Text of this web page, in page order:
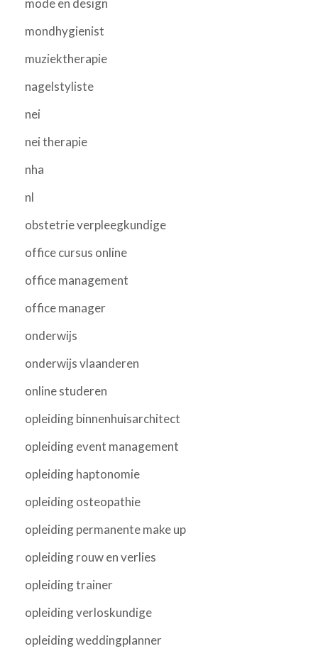
mondhygienist
muziektherapie
nagelstyliste
nei
nei therapie
nha
nl
obstetrie verpleegkundige
office cursus online
office management
office manager
onderwijs
onderwijs vlaanderen
online studeren
opleiding binnenhuisarchitect
opleiding event management
opleiding haptonomie
opleiding osteopathie
opleiding permanente make up
opleiding rouw en verlies
opleiding trainer
opleiding verloskundige
opleiding weddingplanner